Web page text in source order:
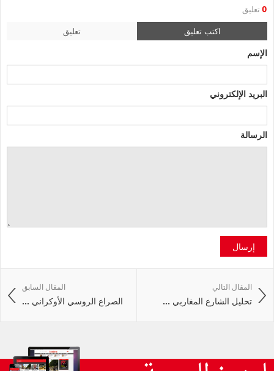
0 تعليق
اكتب تعليق تعليق
الإسم
البريد الإلكتروني
الرسالة
إرسال
المقال السابق
الصراع الروسي الأوكراني ...
المقال التالي
تحليل الشارع المغاربي ...